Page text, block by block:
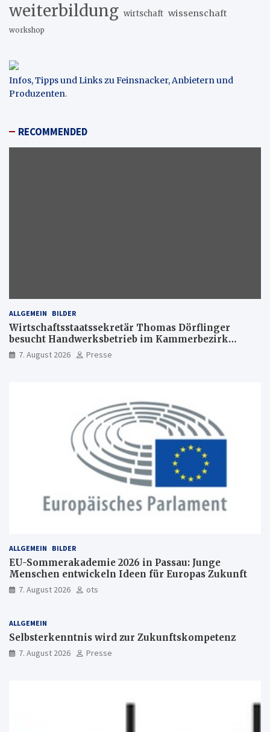
weiterbildung wirtschaft wissenschaft
workshop
Infos, Tipps und Links zu Feinsnacker, Anbietern und
Produzenten.
RECOMMENDED
ALLGEMEIN BILDER
Wirtschaftsstaatssekretär Thomas Dörflinger
besucht Handwerksbetrieb im Kammerbezirk
Freiburg
7. August 2026 Presse
ALLGEMEIN BILDER
EU-Sommerakademie 2026 in Passau: Junge
Menschen entwickeln Ideen für Europas Zukunft
7. August 2026 ots
ALLGEMEIN
Selbsterkenntnis wird zur Zukunftskompetenz
7. August 2026 Presse